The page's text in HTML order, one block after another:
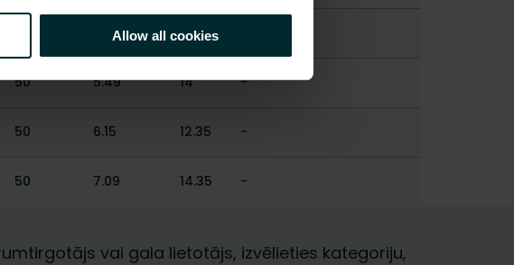
Allow all cookies
4.22 8.75
50 5.49 14 -
50 6.15 12.35 -
50 7.09 14.35 -
vai gala lietotājs, izvēlieties kategoriju,